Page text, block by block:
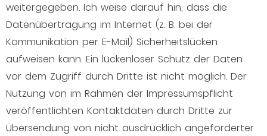
weitergegeben. Ich weise darauf hin, dass die
Datenübertragung im Internet (z. B. bei der
Kommunikation per E-Mail) Sicherheitslücken
aufweisen kann. Ein lückenloser Schutz der Daten
vor dem Zugriff durch Dritte ist nicht möglich. Der
Nutzung von im Rahmen der Impressumspflicht
veröffentlichten Kontaktdaten durch Dritte zur
Übersendung von nicht ausdrücklich angeforderter